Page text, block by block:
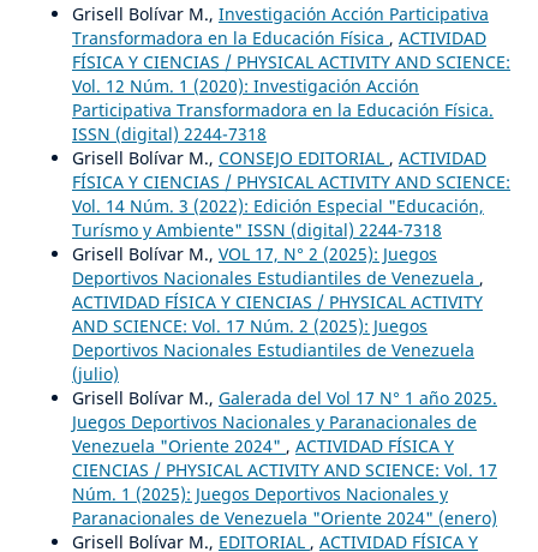
Grisell Bolívar M., Investigación Acción Participativa
Transformadora en la Educación Física , ACTIVIDAD
FÍSICA Y CIENCIAS / PHYSICAL ACTIVITY AND SCIENCE:
Vol. 12 Núm. 1 (2020): Investigación Acción
Participativa Transformadora en la Educación Física.
ISSN (digital) 2244-7318
Grisell Bolívar M., CONSEJO EDITORIAL , ACTIVIDAD
FÍSICA Y CIENCIAS / PHYSICAL ACTIVITY AND SCIENCE:
Vol. 14 Núm. 3 (2022): Edición Especial "Educación,
Turísmo y Ambiente" ISSN (digital) 2244-7318
Grisell Bolívar M., VOL 17, N° 2 (2025): Juegos
Deportivos Nacionales Estudiantiles de Venezuela ,
ACTIVIDAD FÍSICA Y CIENCIAS / PHYSICAL ACTIVITY
AND SCIENCE: Vol. 17 Núm. 2 (2025): Juegos
Deportivos Nacionales Estudiantiles de Venezuela
(julio)
Grisell Bolívar M., Galerada del Vol 17 N° 1 año 2025.
Juegos Deportivos Nacionales y Paranacionales de
Venezuela "Oriente 2024" , ACTIVIDAD FÍSICA Y
CIENCIAS / PHYSICAL ACTIVITY AND SCIENCE: Vol. 17
Núm. 1 (2025): Juegos Deportivos Nacionales y
Paranacionales de Venezuela "Oriente 2024" (enero)
Grisell Bolívar M., EDITORIAL , ACTIVIDAD FÍSICA Y